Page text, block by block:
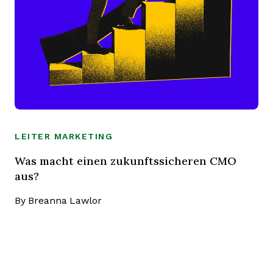
LEITER MARKETING
Was macht einen zukunftssicheren CMO
aus?
By Breanna Lawlor